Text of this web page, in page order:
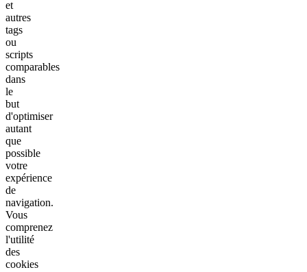
et
autres
tags
ou
scripts
comparables
dans
le
but
d'optimiser
autant
que
possible
votre
expérience
de
navigation.
Vous
comprenez
l'utilité
des
cookies